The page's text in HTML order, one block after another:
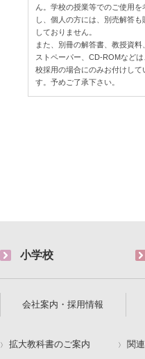
ん。学校の授業等でのご使用を
し、個人の方には、別売解答も
しておりません。
また、別冊の解答書、教授資料
ストペーパー、CD-ROMなどは
校採用の場合にのみお付けして
す。予めご了承下さい。
小学校
会社案内・採用情報
拡大教科書のご案内 関